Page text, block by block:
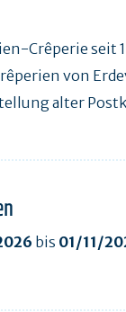
Crêperie seit
von
alter
bis 01/11/